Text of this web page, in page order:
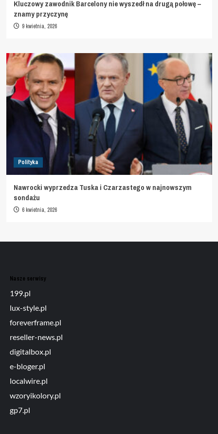
Kluczowy zawodnik Barcelony nie wyszedł na drugą połowę –
znamy przyczynę
9 kwietnia, 2026
Polityka
Nawrocki wyprzedza Tuska i Czarzastego w najnowszym
sondażu
6 kwietnia, 2026
Nasze serwisy
199.pl
lux-style.pl
foreverframe.pl
reseller-news.pl
digitalbox.pl
e-bloger.pl
localwire.pl
wzoryikolory.pl
gp7.pl